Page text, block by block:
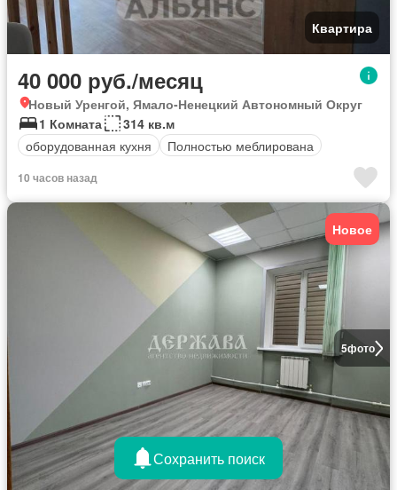
Квартира
40 000 руб./месяц
Новый Уренгой, Ямало-Ненецкий Автономный Округ
1 Комната
314 кв.м
оборудованная кухня
Полностью меблирована
10 часов назад
5фото
Новое
Сохранить поиск